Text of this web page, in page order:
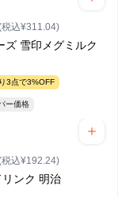
税込¥311.04)
ズ 雪印メグミルク
3点で3%OFF
ー価格
税込¥192.24)
ンク 明治